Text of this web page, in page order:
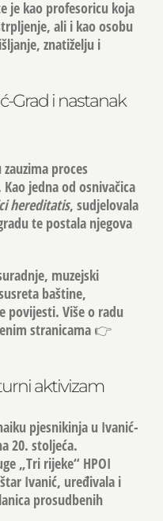
je kao profesoricu koja
ali i kao osobu
znatiželju i
Grad i nastanak
proces
Kao jedna od osnivačica
hereditatis, sudjelovala
te postala njegova
muzejski
baštine,
povijesti. Više o radu
stranicama 👉
aktivizam
pjesnikinja u Ivanić-
20. stoljeća.
„Tri rijeke“ HPOI
Ivanić, uređivala i
prosudbenih